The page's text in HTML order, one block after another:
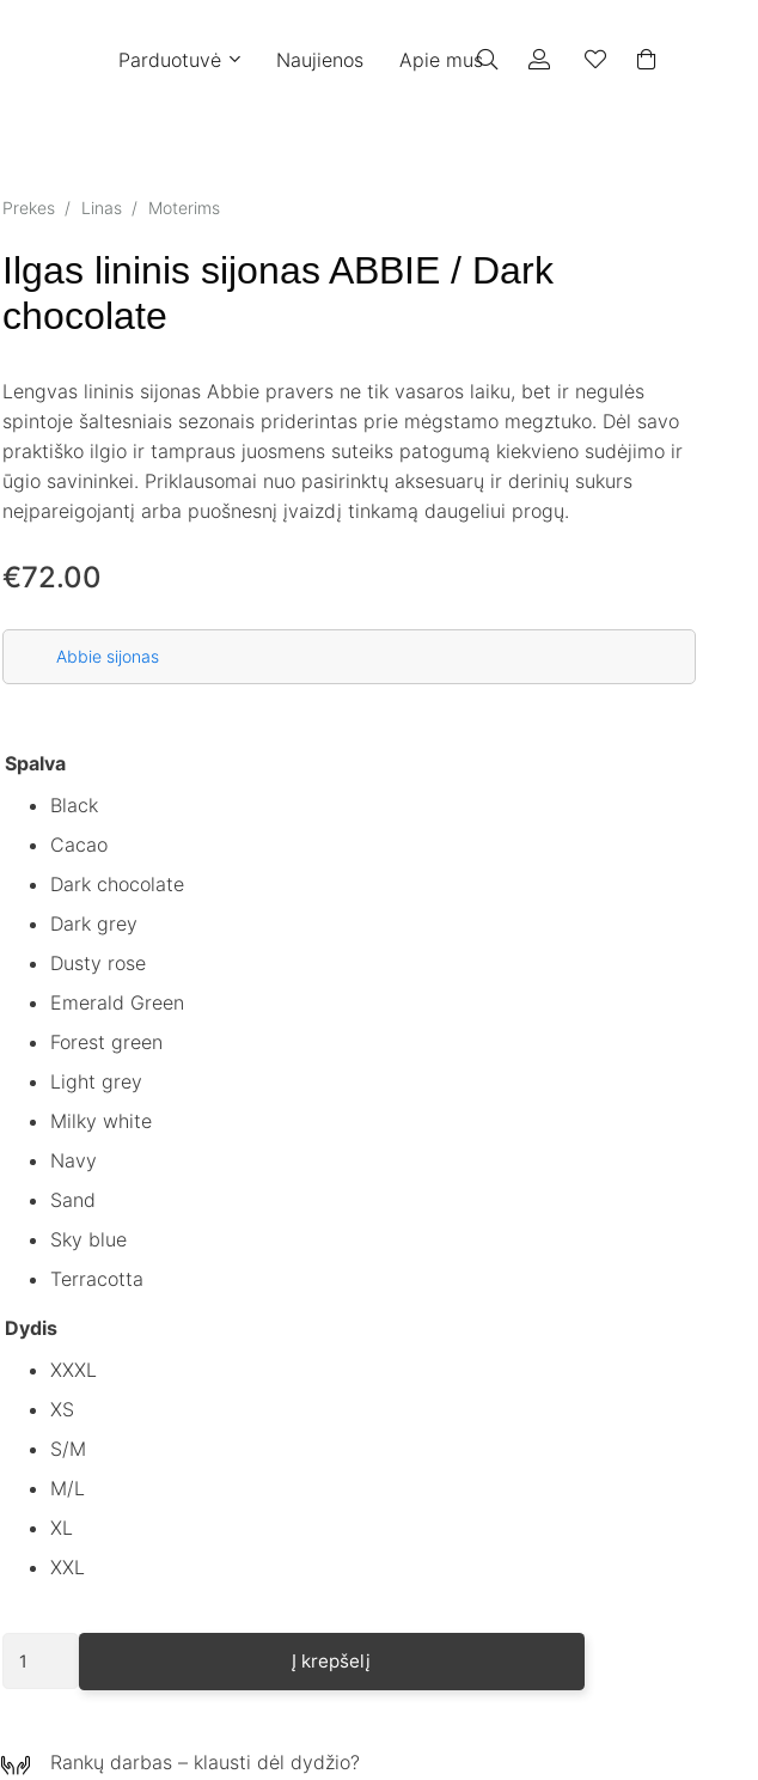
Parduotuvė Naujienos Apie mus
Prekes / Linas / Moterims
Ilgas lininis sijonas ABBIE / Dark
chocolate
Lengvas lininis sijonas Abbie pravers ne tik vasaros laiku, bet ir negulės
spintoje šaltesniais sezonais priderintas prie mėgstamo megztuko. Dėl savo
praktiško ilgio ir tampraus juosmens suteiks patogumą kiekvieno sudėjimo ir
ūgio savininkei. Priklausomai nuo pasirinktų aksesuarų ir derinių sukurs
neįpareigojantį arba puošnesnį įvaizdį tinkamą daugeliui progų.
€72.00
Abbie sijonas
Spalva
Black
Cacao
Dark chocolate
Dark grey
Dusty rose
Emerald Green
Forest green
Light grey
Milky white
Navy
Sand
Sky blue
Terracotta
Dydis
XXXL
XS
S/M
M/L
XL
XXL
sijonas
Į krepšelį
Rankų darbas – klausti dėl dydžio?